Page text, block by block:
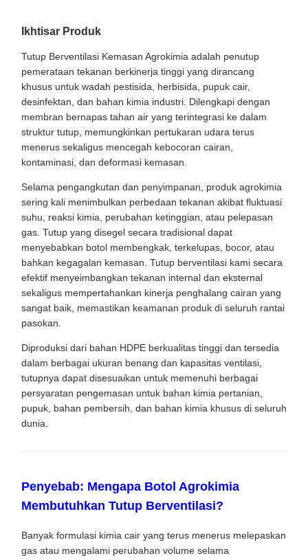
Ikhtisar Produk
Tutup Berventilasi Kemasan Agrokimia adalah penutup
pemerataan tekanan berkinerja tinggi yang dirancang
khusus untuk wadah pestisida, herbisida, pupuk cair,
desinfektan, dan bahan kimia industri. Dilengkapi dengan
membran bernapas tahan air yang terintegrasi ke dalam
struktur tutup, memungkinkan pertukaran udara terus
menerus sekaligus mencegah kebocoran cairan,
kontaminasi, dan deformasi kemasan.
Selama pengangkutan dan penyimpanan, produk agrokimia
sering kali menimbulkan perbedaan tekanan akibat fluktuasi
suhu, reaksi kimia, perubahan ketinggian, atau pelepasan
gas. Tutup yang disegel secara tradisional dapat
menyebabkan botol membengkak, terkelupas, bocor, atau
bahkan kegagalan kemasan. Tutup berventilasi kami secara
efektif menyeimbangkan tekanan internal dan eksternal
sekaligus mempertahankan kinerja penghalang cairan yang
sangat baik, memastikan keamanan produk di seluruh rantai
pasokan.
Diproduksi dari bahan HDPE berkualitas tinggi dan tersedia
dalam berbagai ukuran benang dan kapasitas ventilasi,
tutupnya dapat disesuaikan untuk memenuhi berbagai
persyaratan pengemasan untuk bahan kimia pertanian,
pupuk, bahan pembersih, dan bahan kimia khusus di seluruh
dunia.
Penyebab: Mengapa Botol Agrokimia
Membutuhkan Tutup Berventilasi?
Banyak formulasi kimia cair yang terus menerus melepaskan
gas atau mengalami perubahan volume selama